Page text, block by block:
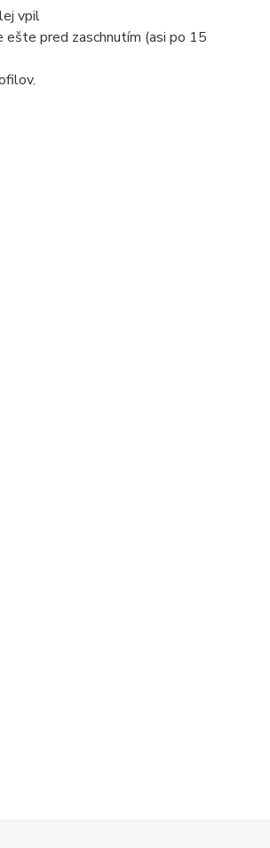
vpil
ešte pred zaschnutím (asi po 15